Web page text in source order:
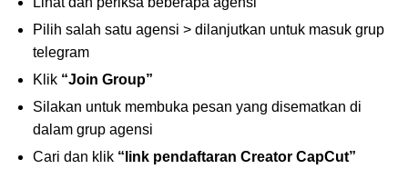
Pilih salah satu agensi > dilanjutkan untuk masuk grup
telegram
Klik “Join Group”
Silakan untuk membuka pesan yang disematkan di
dalam grup agensi
Cari dan klik “link pendaftaran Creator CapCut”